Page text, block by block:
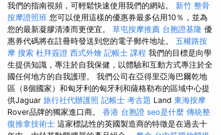
我們的指南視頻，可輕鬆快速使用我們的網站。 新竹 整骨
按摩證照班 您可以使用這樣的優惠券最多佔用10％，並為
您的最新凝膠清漆而更便宜。 草屯按摩推薦 台胞證基隆 優
惠券代碼將在註冊時發送到您的電子郵件地址。 五權路按
摩 搜索 杜拜簽證 西式外燴 記帳士 課程 我們的目標是向學
生提供知識，專注於自我保健，以體驗和互動方式專注於全
國任何地方的自我護理。 我們公司在亞得里亞海巴爾乾地
區（8個國家）和匈牙利的匈牙利和薩格勒布的區域中心提
供Jaguar 旅行社代辦護照 記帳士 考古題 Land 東海按摩
Rover品牌的獨家進口商。 香港 台胞證 seo是什麼 傳統整
復推拿技術士 這家標誌性的英國製造商的特徵是在過去十